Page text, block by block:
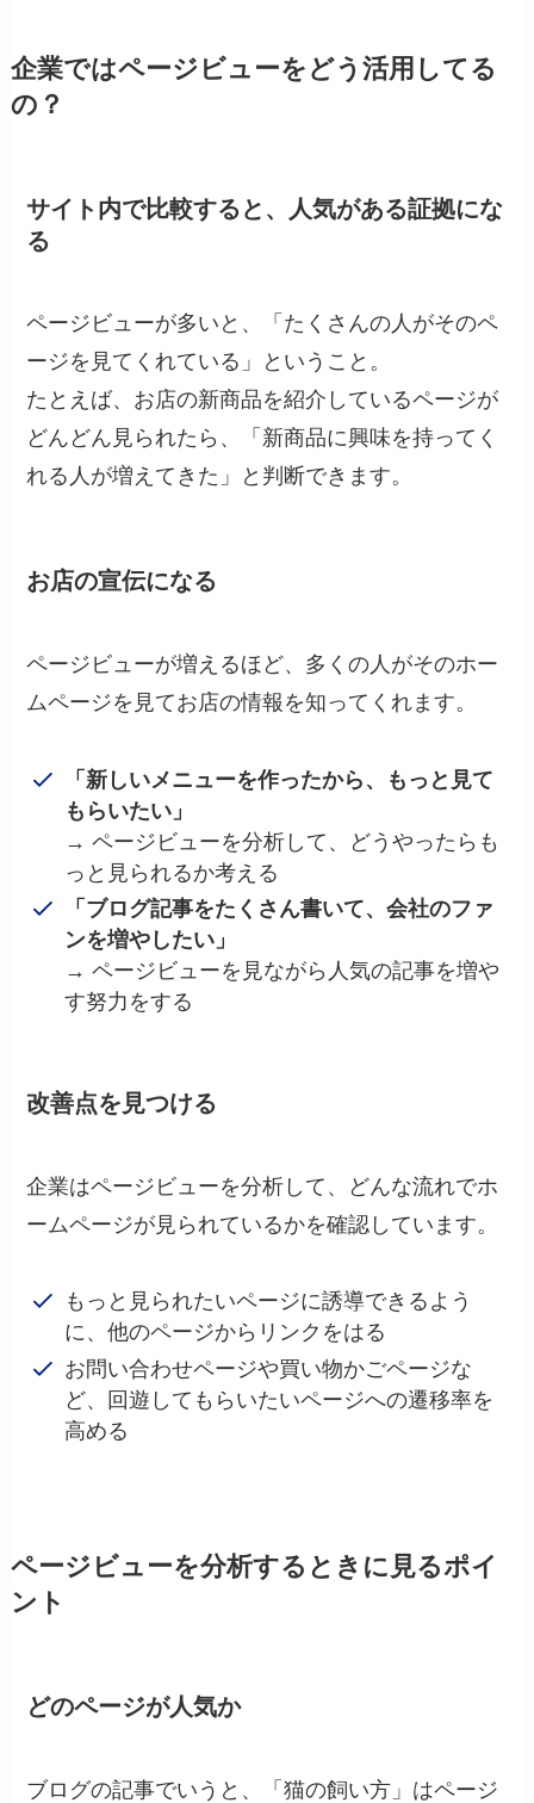
企業ではページビューをどう活用してる
の？
サイト内で比較すると、人気がある証拠にな
る
ページビューが多いと、「たくさんの人がそのペ
ージを見てくれている」ということ。
たとえば、お店の新商品を紹介しているページが
どんどん見られたら、「新商品に興味を持ってく
れる人が増えてきた」と判断できます。
お店の宣伝になる
ページビューが増えるほど、多くの人がそのホー
ムページを見てお店の情報を知ってくれます。
「新しいメニューを作ったから、もっと見て
もらいたい」
→ ページビューを分析して、どうやったらも
っと見られるか考える
「ブログ記事をたくさん書いて、会社のファ
ンを増やしたい」
→ ページビューを見ながら人気の記事を増や
す努力をする
改善点を見つける
企業はページビューを分析して、どんな流れでホ
ームページが見られているかを確認しています。
もっと見られたいページに誘導できるよう
に、他のページからリンクをはる
お問い合わせページや買い物かごページな
ど、回遊してもらいたいページへの遷移率を
高める
ページビューを分析するときに見るポイ
ント
どのページが人気か
ブログの記事でいうと、「猫の飼い方」はページ